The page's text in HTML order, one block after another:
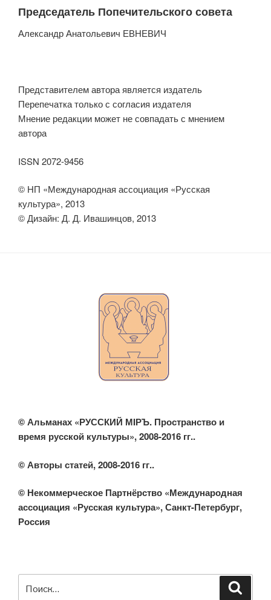
Председатель Попечительского совета
Александр Анатольевич ЕВНЕВИЧ
Представителем автора является издатель
Перепечатка только с согласия издателя
Мнение редакции может не совпадать с мнением
автора
ISSN 2072-9456
© НП «Международная ассоциация «Русская
культура», 2013
© Дизайн: Д. Д. Ивашинцов, 2013
© Альманах «РУССКИЙ МIРЪ. Пространство и
время русской культуры», 2008-2016 гг..
© Авторы статей, 2008-2016 гг..
© Некоммерческое Партнёрство «Международная
ассоциация «Русская культура», Санкт-Петербург,
Россия